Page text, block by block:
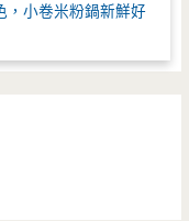
小卷米粉鍋新鮮好